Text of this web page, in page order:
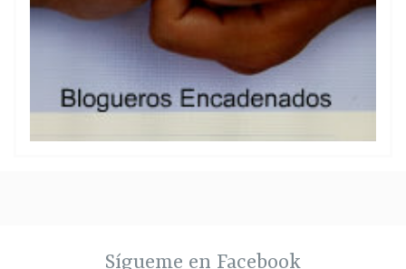
Sígueme en Facebook